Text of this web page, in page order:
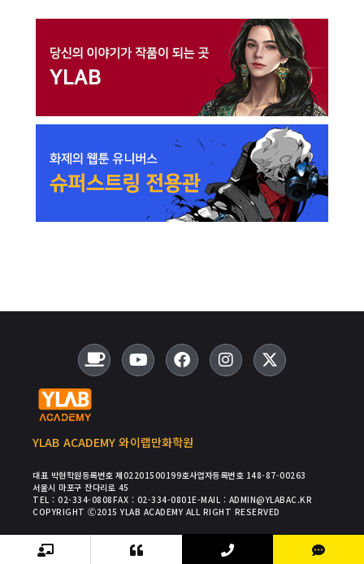
YLAB ACADEMY 와이랩만화학원
대표 박현학원등록번호 제02201500199호사업자등록번호 148-87-00263
서울시 마포구 잔다리로 45
TEL : 02-334-0808FAX : 02-334-0801E-MAIL : ADMIN@YLABAC.KR
COPYRIGHT Ⓒ2015 YLAB ACADEMY ALL RIGHT RESERVED